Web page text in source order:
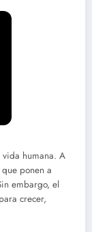
vida humana. A
que ponen a
embargo, el
crecer,